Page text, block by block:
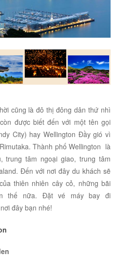
cũng là đô thị đông dân thứ nhì
được biết đến với một tên gọi
City) hay Wellington Đầy gióvì
Thành phốWellington là
trung tâm ngoại giao, trung tâm
Đến với nơi đây du khách sẽ
thiên nhiên cây cỏ, những bãi
thế nữa. Đặt vé máy bay đi
đây bạn nhé!